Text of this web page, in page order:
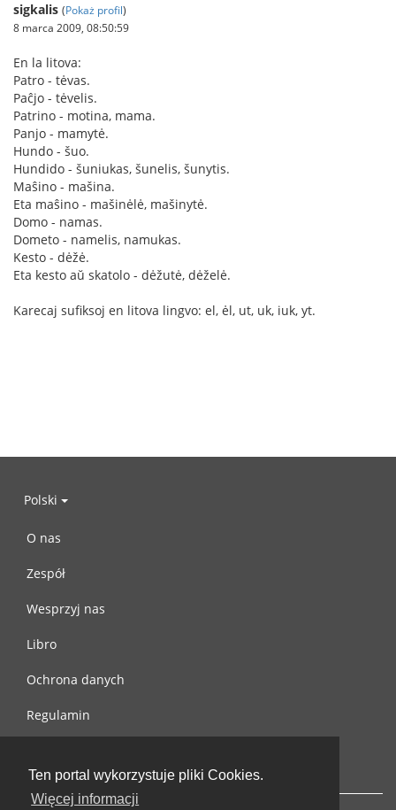
Ten portal wykorzystuje pliki Cookies.
Więcej informacji
sigkalis (Pokaż profil)
8 marca 2009, 08:50:59
En la litova:
Patro - tėvas.
Paĉjo - tėvelis.
Patrino - motina, mama.
Panjo - mamytė.
Hundo - šuo.
Hundido - šuniukas, šunelis, šunytis.
Maŝino - mašina.
Eta maŝino - mašinėlė, mašinytė.
Domo - namas.
Dometo - namelis, namukas.
Kesto - dėžė.
Eta kesto aŭ skatolo - dėžutė, dėželė.
Karecaj sufiksoj en litova lingvo: el, ėl, ut, uk, iuk, yt.
Polski
O nas
Zespół
Wesprzyj nas
Libro
Ochrona danych
Regulamin